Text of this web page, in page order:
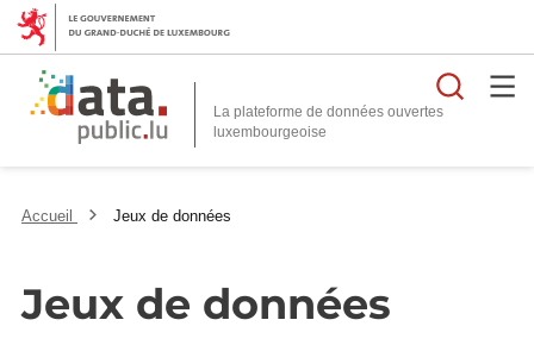
La plateforme de données ouvertes
Accueil Jeux de données
Jeux de données